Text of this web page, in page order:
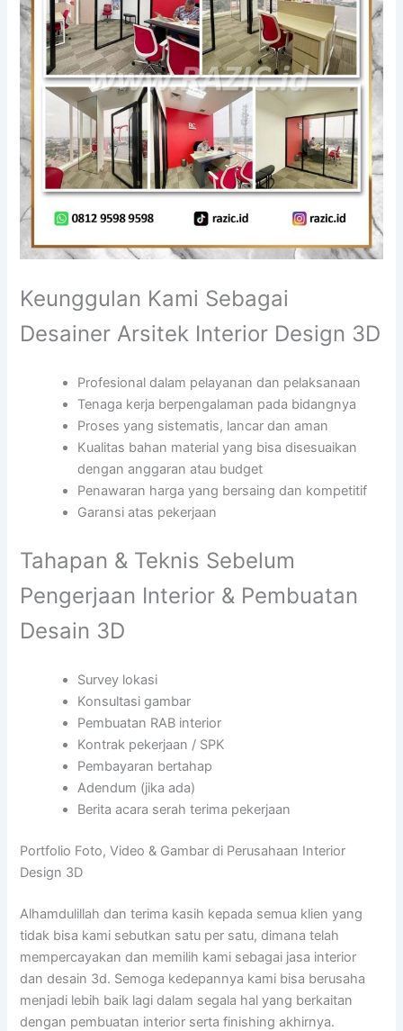
Keunggulan Kami Sebagai
Desainer Arsitek Interior Design 3D
Profesional dalam pelayanan dan pelaksanaan
Tenaga kerja berpengalaman pada bidangnya
Proses yang sistematis, lancar dan aman
Kualitas bahan material yang bisa disesuaikan
dengan anggaran atau budget
Penawaran harga yang bersaing dan kompetitif
Garansi atas pekerjaan
Tahapan & Teknis Sebelum
Pengerjaan Interior & Pembuatan
Desain 3D
Survey lokasi
Konsultasi gambar
Pembuatan RAB interior
Kontrak pekerjaan / SPK
Pembayaran bertahap
Adendum (jika ada)
Berita acara serah terima pekerjaan
Portfolio Foto, Video & Gambar di Perusahaan Interior
Design 3D
Alhamdulillah dan terima kasih kepada semua klien yang
tidak bisa kami sebutkan satu per satu, dimana telah
mempercayakan dan memilih kami sebagai jasa interior
dan desain 3d. Semoga kedepannya kami bisa berusaha
menjadi lebih baik lagi dalam segala hal yang berkaitan
dengan pembuatan interior serta finishing akhirnya.